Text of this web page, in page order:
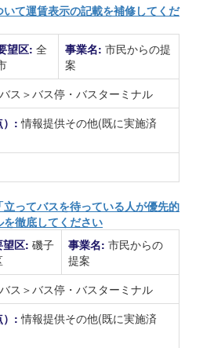
て運賃表示の記載を補修してくだ
望区: 全
事業名: 市民からの提
案
ス＞バス停・バスターミナル
）:情報提供その他(既に実施済
ってバスを待っている人が優先的
徹底してください
望区: 磯子
事業名: 市民からの
提案
ス＞バス停・バスターミナル
）:情報提供その他(既に実施済